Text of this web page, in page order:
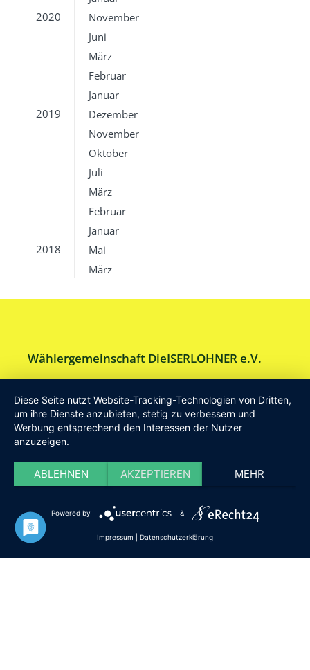
2020
November
Juni
März
Februar
Januar
2019
Dezember
November
Oktober
Juli
März
Februar
Januar
2018
Mai
März
Wählergemeinschaft DieISERLOHNER e.V.
Am Drillenbusch 11 - 58638 Iserlohn
Tel:Geschäftsstelle 02371-9748599
E-Mail:info [at] DieISERLOHNER.de
Website:
Haftung
Datenschutz Satzung Impressum
Diese Seite nutzt Website-Tracking-Technologien von Dritten,
um ihre Dienste anzubieten, stetig zu verbessern und
Werbung entsprechend den Interessen der Nutzer
anzuzeigen.
ABLEHNEN AKZEPTIEREN MEHR
Powered by &
Impressum Datenschutzerklärung